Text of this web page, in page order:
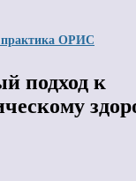
практика ОРИС
подход к